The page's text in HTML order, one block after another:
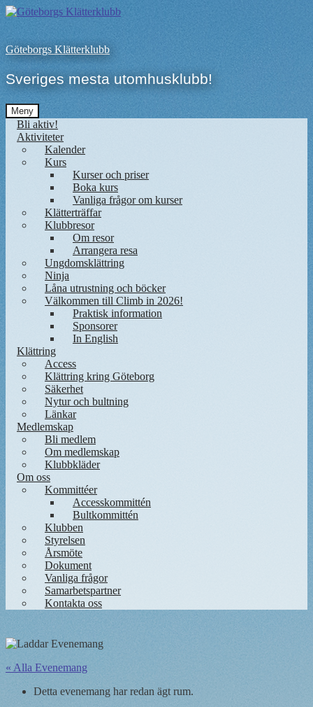
Hoppa
innehåll
Göteborgs Klätterklubb
Sveriges mesta utomhusklubb!
Meny
Bli aktiv!
Aktiviteter
Kalender
Kurs
Kurser och priser
Boka kurs
Vanliga frågor om kurser
Klätterträffar
Klubbresor
Om resor
Arrangera resa
Ungdomsklättring
Ninja
Låna utrustning och böcker
Välkommen till Climb in 2026!
Praktisk information
Sponsorer
In English
Klättring
Access
Klättring kring Göteborg
Säkerhet
Nytur och bultning
Länkar
Medlemskap
Bli medlem
Om medlemskap
Klubbkläder
Om oss
Kommittéer
Accesskommittén
Bultkommittén
Klubben
Styrelsen
Årsmöte
Dokument
Vanliga frågor
Samarbetspartner
Kontakta oss
« Alla Evenemang
Detta evenemang har redan ägt rum.